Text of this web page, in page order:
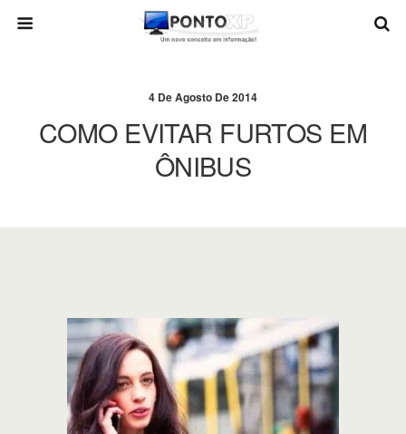
4 De Agosto De 2014
COMO EVITAR FURTOS EM
ÔNIBUS